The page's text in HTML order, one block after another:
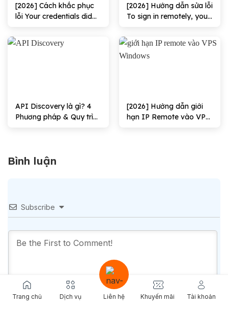
[2026] Cách khắc phục
lỗi Your credentials did
[2026] Hướng dẫn sửa lỗi
To sign in remotely, you
through Remote
Desktop Services hiệu
quả
API Discovery là gì? 4
Phương pháp & Quy trình
[2026] Hướng dẫn giới
hạn IP Remote vào VPS
Bình luận
Subscribe
Trang chủ Dịch vụ Liên hệ Khuyến mãi Tài khoản